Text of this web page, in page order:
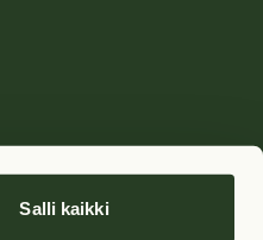
Salli kaikki